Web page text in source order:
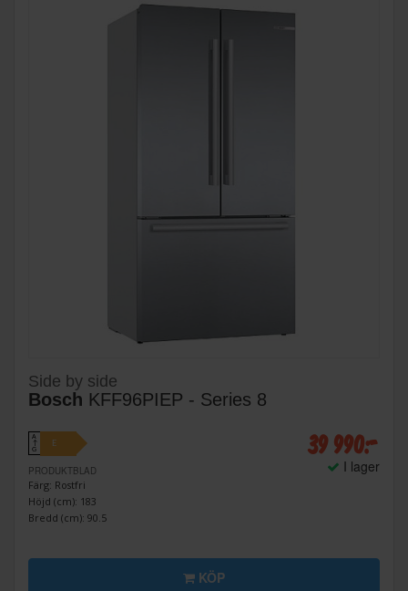
Side by side
Bosch KFF96PIEP - Series 8
A
↑
G
E
PRODUKTBLAD
Färg: Rostfri
Höjd (cm): 183
Bredd (cm): 90.5
39 990:-
I lager
KÖP